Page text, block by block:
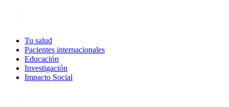
Tu salud
Pacientes internacionales
Educación
Investigación
Impacto Social